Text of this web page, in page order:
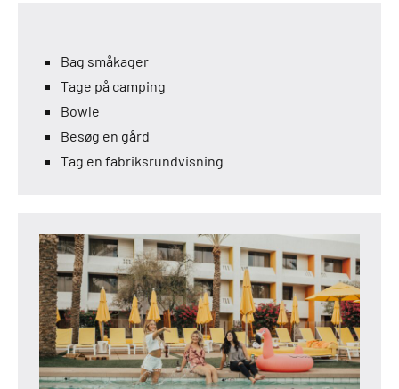
Bag småkager
Tage på camping
Bowle
Besøg en gård
Tag en fabriksrundvisning